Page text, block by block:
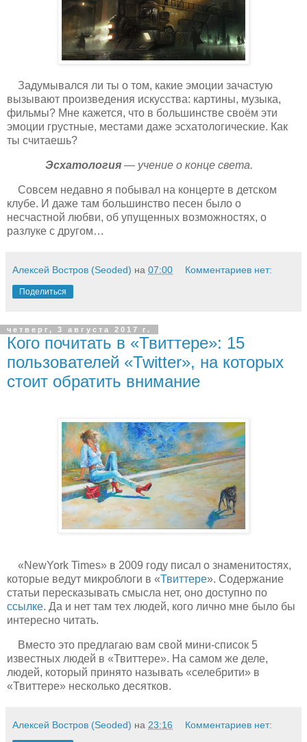
Задумывался ли ты о том, какие эмоции зачастую
вызывают произведения искусства: картины, музыка,
фильмы? Мне кажется, что в большинстве своём эти
эмоции грустные, местами даже эсхатологические. Как
ты считаешь?
Эсхатология — учение о конце света.
Совсем недавно я побывал на концерте в детском
клубе. И даже там большинство песен было о
несчастной любви, об упущенных возможностях, о
разлуке с другом…
Алексей Востров (Seoded) на 07:00 Комментариев нет:
Поделиться
четверг, 3 августа 2017 г.
Кого почитать в «Твиттере»: 15
пользователей «Twitter», на которых
стоит обратить внимание
«NewYork Times» в 2009 году писал о знаменитостях,
которые ведут микроблоги в «Твиттере». Содержание
статьи пересказывать смысла нет, оно доступно по
ссылке. Да и нет там тех людей, кого лично мне было бы
интересно читать.
Вместо это предлагаю вам свой мини-список 5
известных людей в «Твиттере». На самом же деле,
людей, который принято называть «селебрити» в
«Твиттере» несколько десятков.
Алексей Востров (Seoded) на 23:16 Комментариев нет: